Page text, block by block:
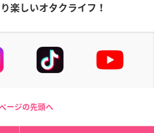
楽しいオタクライフ！
ージの先頭へ